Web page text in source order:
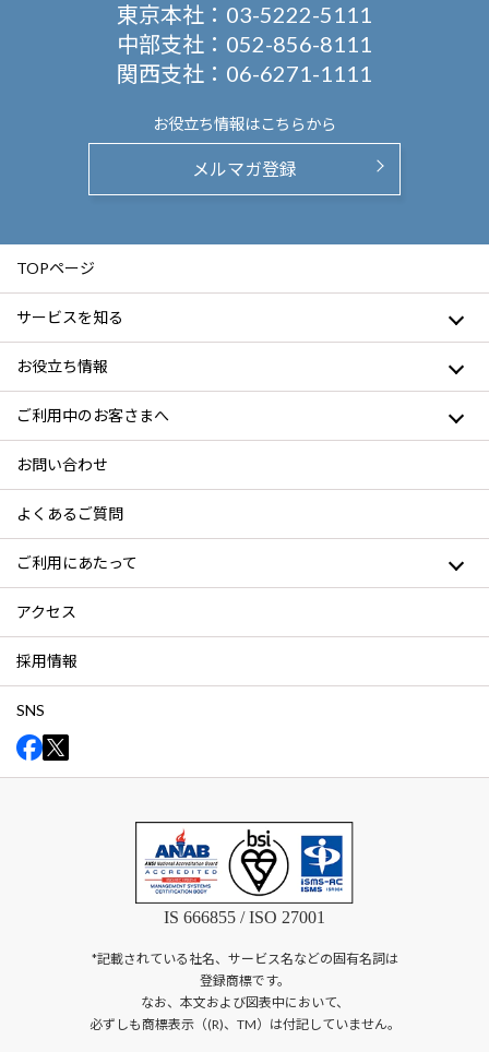
東京本社： 03-5222-5111
中部支社： 052-856-8111
関西支社： 06-6271-1111
お役立ち情報はこちらから
メルマガ登録
TOPページ
サービスを知る
お役立ち情報
ご利用中のお客さまへ
お問い合わせ
よくあるご質問
ご利用にあたって
アクセス
採用情報
SNS
IS 666855 / ISO 27001
*記載されている社名、サービス名などの固有名詞は
登録商標です。
なお、本文および図表中において、
必ずしも商標表示（(R)、TM）は付記していません。